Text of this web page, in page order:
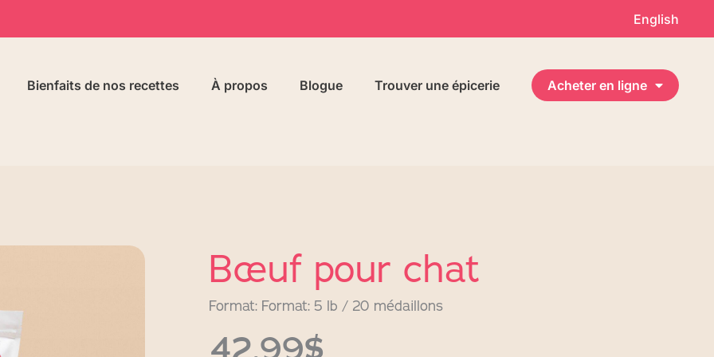
English
Bienfaits de nos recettes À propos Blogue Trouver une épicerie Acheter en ligne
Bœuf pour chat
Format: Format: 5 lb / 20 médaillons
42,99$